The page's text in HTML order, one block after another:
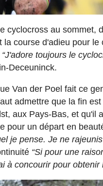
cyclocross au sommet,
course d'adieu pour
“J'adore toujours le
Deceuninck.
Van der Poel fait ce
admettre que la fin
aux Pays-Bas, et qu'il
pour un départ en
je pense. Je ne rajeunis
“Si pour une
à concourir pour obtenir